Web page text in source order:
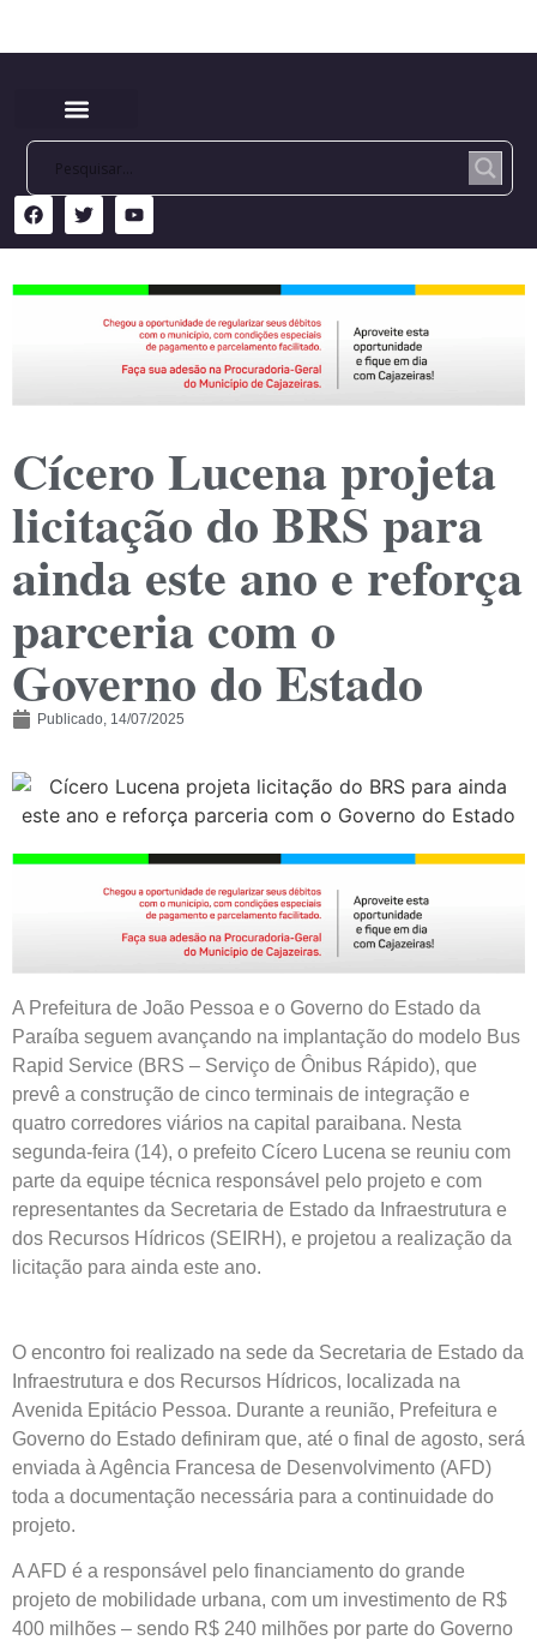
Cícero Lucena projeta
licitação do BRS para
ainda este ano e reforça
parceria com o
Governo do Estado
Publicado, 14/07/2025
A Prefeitura de João Pessoa e o Governo do Estado da
Paraíba seguem avançando na implantação do modelo Bus
Rapid Service (BRS – Serviço de Ônibus Rápido), que
prevê a construção de cinco terminais de integração e
quatro corredores viários na capital paraibana. Nesta
segunda-feira (14), o prefeito Cícero Lucena se reuniu com
parte da equipe técnica responsável pelo projeto e com
representantes da Secretaria de Estado da Infraestrutura e
dos Recursos Hídricos (SEIRH), e projetou a realização da
licitação para ainda este ano.
O encontro foi realizado na sede da Secretaria de Estado da
Infraestrutura e dos Recursos Hídricos, localizada na
Avenida Epitácio Pessoa. Durante a reunião, Prefeitura e
Governo do Estado definiram que, até o final de agosto, será
enviada à Agência Francesa de Desenvolvimento (AFD)
toda a documentação necessária para a continuidade do
projeto.
A AFD é a responsável pelo financiamento do grande
projeto de mobilidade urbana, com um investimento de R$
400 milhões – sendo R$ 240 milhões por parte do Governo